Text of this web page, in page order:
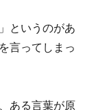
というのがあ
言ってしまっ
ある言葉が原